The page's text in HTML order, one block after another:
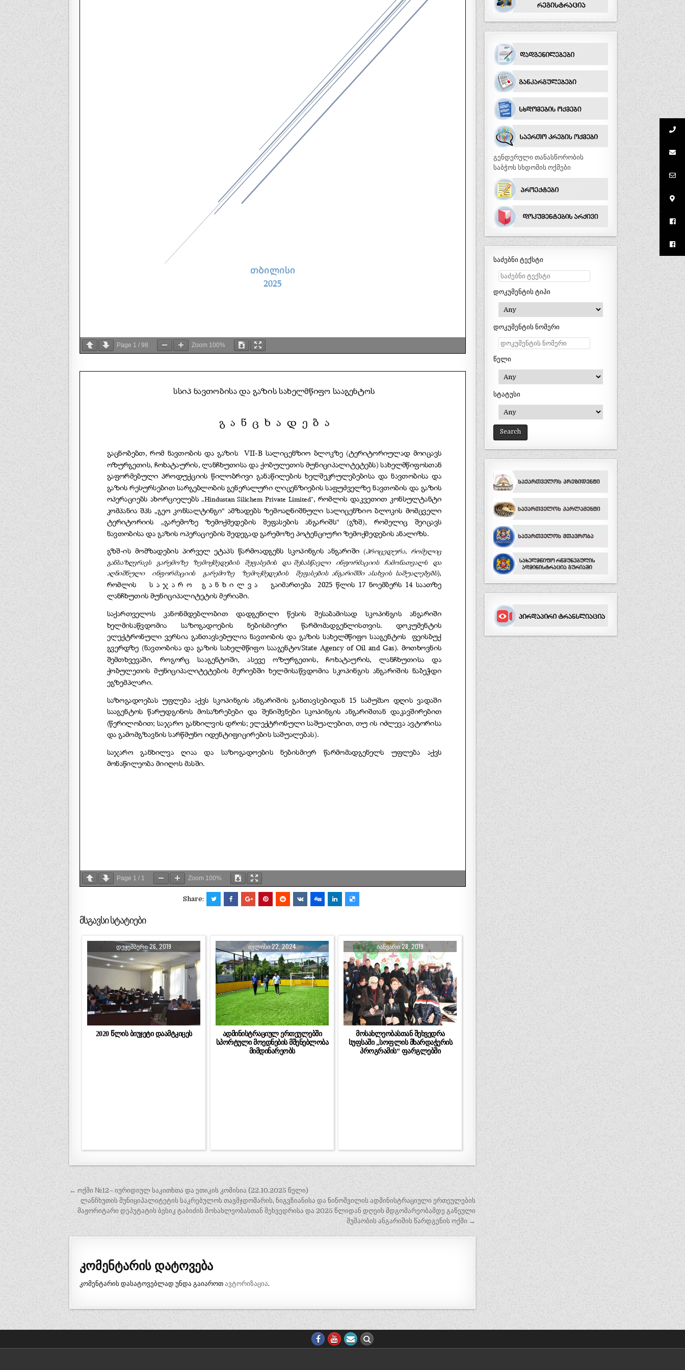
Page 1 /98 Zoom 100%
Page 1 / 1 Zoom 100%
Share:
მსგავსი სტატიები
ᲓᲔᲙᲔᲛᲑᲔᲠᲘ 26, 2019
2020 წლის ბიუჯეტი დაამტკიცეს
ᲘᲕᲚᲘᲡᲘ 22, 2024
ადმინისტრაციულ ერთეულებში
სპორტული მოედნების მშენებლობა
მიმდინარეობს
ᲘᲐᲜᲕᲐᲠᲘ 28, 2019
მოსახლეობასთან შეხვედრა
სუფსაში „სოფლის მხარდაჭერის
პროგრამის“ ფარგლებში
პოსტის
ნავიგაცია
← ოქმი №12– იურიდიულ საკითხთა და ეთიკის კომისია (22.10.2025 წელი)
ლანჩხუთის მუნიციპალიტეტის საკრებულოს თავმჯდომარის, ნიგვზიანისა და ნინოშვილის ადმინისტრაციული ერთეულების
მაჟორიტარი დეპუტატის ბესიკ ტაბიძის მოსახლეობასთან შეხვედრისა და 2025 წლიდან დღეის მდგომარეობამდე გაწეული
მუშაობის ანგარიშის წარდგენის ოქმი →
კომენტარის დატოვება
კომენტარის დასატოვებლად უნდა გაიაროთავტორიზაცია.
გენდერული თანასწორობის
საბჭოს სხდომის ოქმები
საძებნი ტექსტი
დოკუმენტის ტიპი
დოკუმენტის ნომერი
წელი
სტატუსი